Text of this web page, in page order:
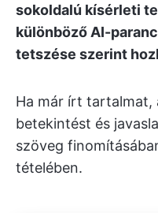
sokoldalú kísérleti
különböző AI-
tetszése szerint
Ha már írt tartalmat,
betekintést és
szöveg
tételében.